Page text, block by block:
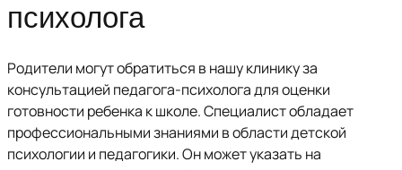
психолога
Родители могут обратиться в нашу клинику за
консультацией педагога-психолога для оценки
готовности ребенка к школе. Специалист обладает
профессиональными знаниями в области детской
психологии и педагогики. Он может указать на